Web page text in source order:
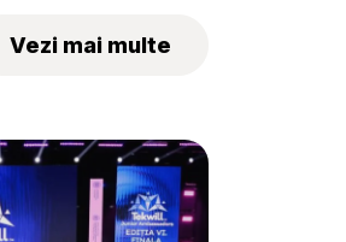
Vezi mai multe